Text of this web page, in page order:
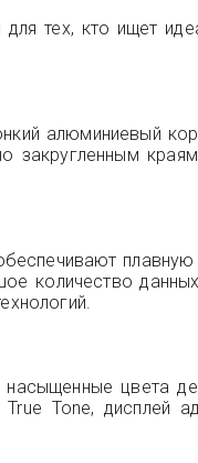
тех, кто ищет
алюминиевый
количество
цвета
Tone, дисплей